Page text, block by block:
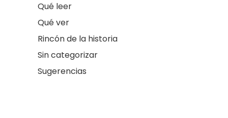
Qué leer
Qué ver
Rincón de la historia
Sin categorizar
Sugerencias